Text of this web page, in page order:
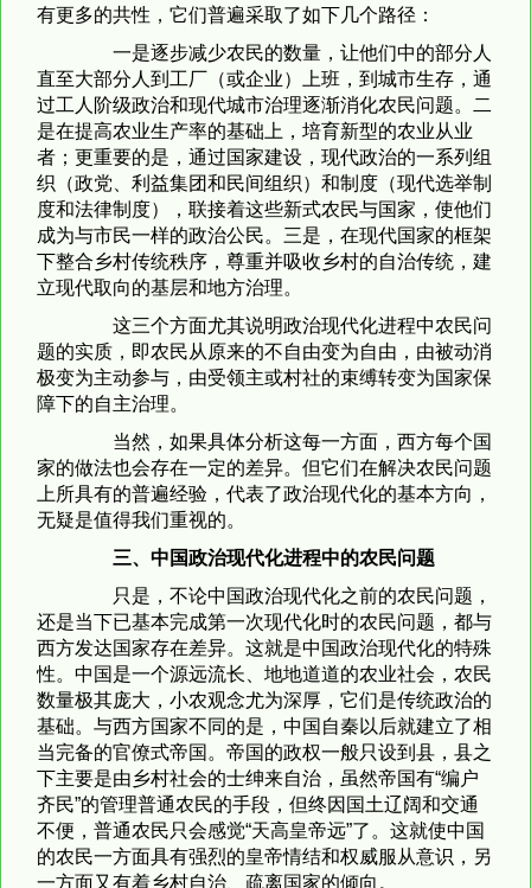
有更多的共性，它们普遍采取了如下几个路径：
一是逐步减少农民的数量，让他们中的部分人
直至大部分人到工厂（或企业）上班，到城市生存，通
过工人阶级政治和现代城市治理逐渐消化农民问题。二
是在提高农业生产率的基础上，培育新型的农业从业
者；更重要的是，通过国家建设，现代政治的一系列组
织（政党、利益集团和民间组织）和制度（现代选举制
度和法律制度），联接着这些新式农民与国家，使他们
成为与市民一样的政治公民。三是，在现代国家的框架
下整合乡村传统秩序，尊重并吸收乡村的自治传统，建
立现代取向的基层和地方治理。
这三个方面尤其说明政治现代化进程中农民问
题的实质，即农民从原来的不自由变为自由，由被动消
极变为主动参与，由受领主或村社的束缚转变为国家保
障下的自主治理。
当然，如果具体分析这每一方面，西方每个国
家的做法也会存在一定的差异。但它们在解决农民问题
上所具有的普遍经验，代表了政治现代化的基本方向，
无疑是值得我们重视的。
三、中国政治现代化进程中的农民问题
只是，不论中国政治现代化之前的农民问题，
还是当下已基本完成第一次现代化时的农民问题，都与
西方发达国家存在差异。这就是中国政治现代化的特殊
性。中国是一个源远流长、地地道道的农业社会，农民
数量极其庞大，小农观念尤为深厚，它们是传统政治的
基础。与西方国家不同的是，中国自秦以后就建立了相
当完备的官僚式帝国。帝国的政权一般只设到县，县之
下主要是由乡村社会的士绅来自治，虽然帝国有“编户
齐民”的管理普通农民的手段，但终因国土辽阔和交通
不便，普通农民只会感觉“天高皇帝远”了。这就使中国
的农民一方面具有强烈的皇帝情结和权威服从意识，另
一方面又有着乡村自治、疏离国家的倾向。